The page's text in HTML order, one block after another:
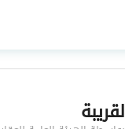
سكنية